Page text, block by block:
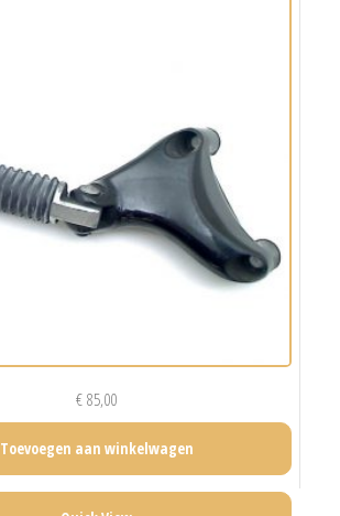
€85,00
Toevoegen aan winkelwagen